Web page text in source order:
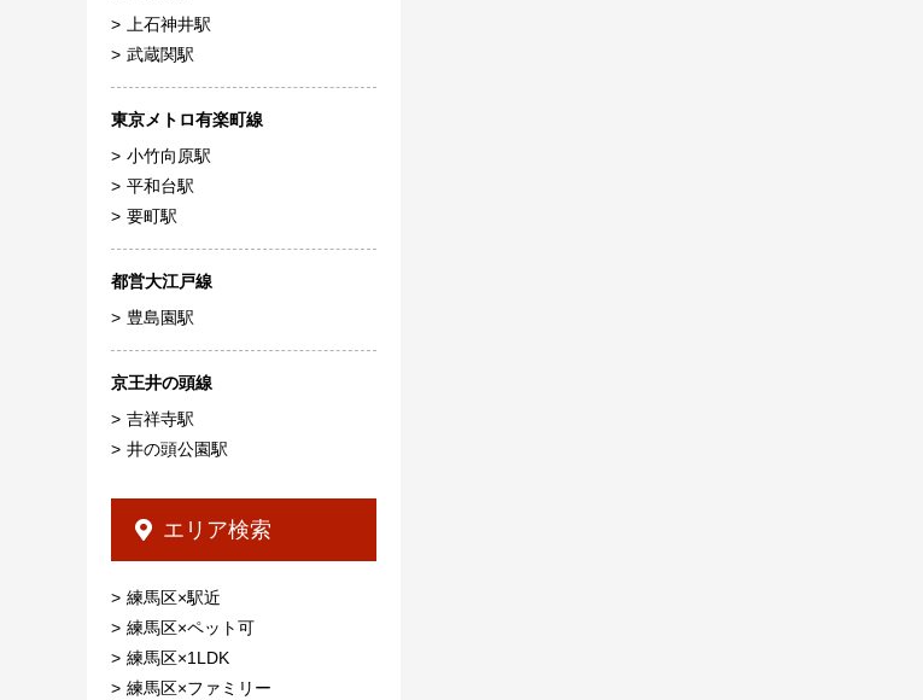
上石神井駅
武蔵関駅
東京メトロ有楽町線
小竹向原駅
平和台駅
要町駅
都営大江戸線
豊島園駅
京王井の頭線
吉祥寺駅
井の頭公園駅
エリア検索
練馬区×駅近
練馬区×ペット可
練馬区×1LDK
練馬区×ファミリー